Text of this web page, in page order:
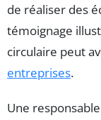
de réaliser des
témoignage
circulaire peut
entreprises.
Une